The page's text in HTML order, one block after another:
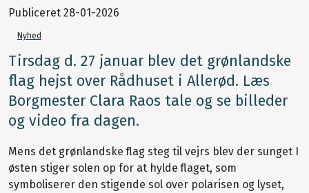
Publiceret 28-01-2026
Nyhed
Tirsdag d. 27 januar blev det grønlandske
flag hejst over Rådhuset i Allerød. Læs
Borgmester Clara Raos tale og se billeder
og video fra dagen.
Mens det grønlandske flag steg til vejrs blev der sunget I
østen stiger solen op for at hylde flaget, som
symboliserer den stigende sol over polarisen og lyset,